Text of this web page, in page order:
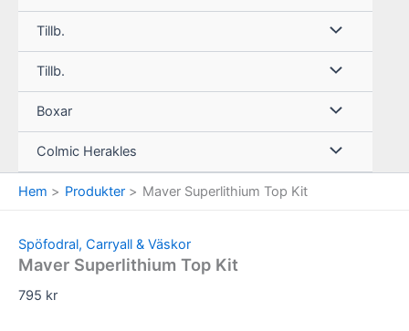
Tillb.
Tillb.
Boxar
Colmic Herakles
Hem Produkter Maver Superlithium Top Kit
Spöfodral, Carryall & Väskor
Maver Superlithium Top Kit
795 kr